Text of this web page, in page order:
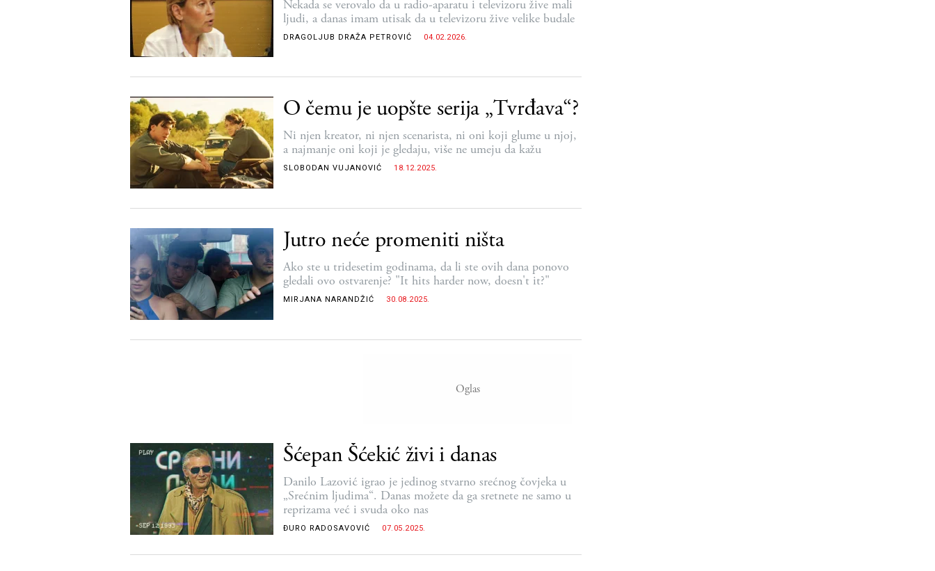
Nekada se verovalo da u radio-aparatu i televizoru žive mali
ljudi, a danas imam utisak da u televizoru žive velike budale
DRAGOLJUB DRAŽA PETROVIĆ 04.02.2026.
O čemu je uopšte serija „Tvrđava“?
Ni njen kreator, ni njen scenarista, ni oni koji glume u njoj,
a najmanje oni koji je gledaju, više ne umeju da kažu
SLOBODAN VUJANOVIĆ 18.12.2025.
Jutro neće promeniti ništa
Ako ste u tridesetim godinama, da li ste ovih dana ponovo
gledali ovo ostvarenje? "It hits harder now, doesn't it?"
MIRJANA NARANDŽIĆ 30.08.2025.
Šćepan Šćekić živi i danas
Danilo Lazović igrao je jedinog stvarno srećnog čovjeka u
„Srećnim ljudima“. Danas možete da ga sretnete ne samo u
reprizama već i svuda oko nas
ĐURO RADOSAVOVIĆ 07.05.2025.